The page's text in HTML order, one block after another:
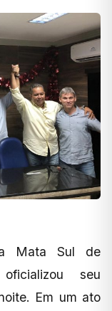
Mata Sul de
seu
Em um ato